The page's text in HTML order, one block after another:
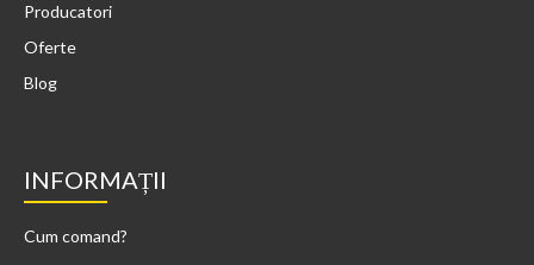
Producatori
Oferte
Blog
INFORMAȚII
Cum comand?